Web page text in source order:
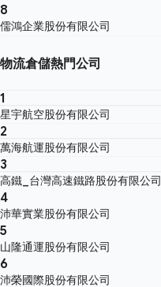
8
儒鴻企業股份有限公司
物流倉儲熱門公司
1
星宇航空股份有限公司
2
萬海航運股份有限公司
3
高鐵_台灣高速鐵路股份有限公司
4
沛華實業股份有限公司
5
山隆通運股份有限公司
6
沛榮國際股份有限公司